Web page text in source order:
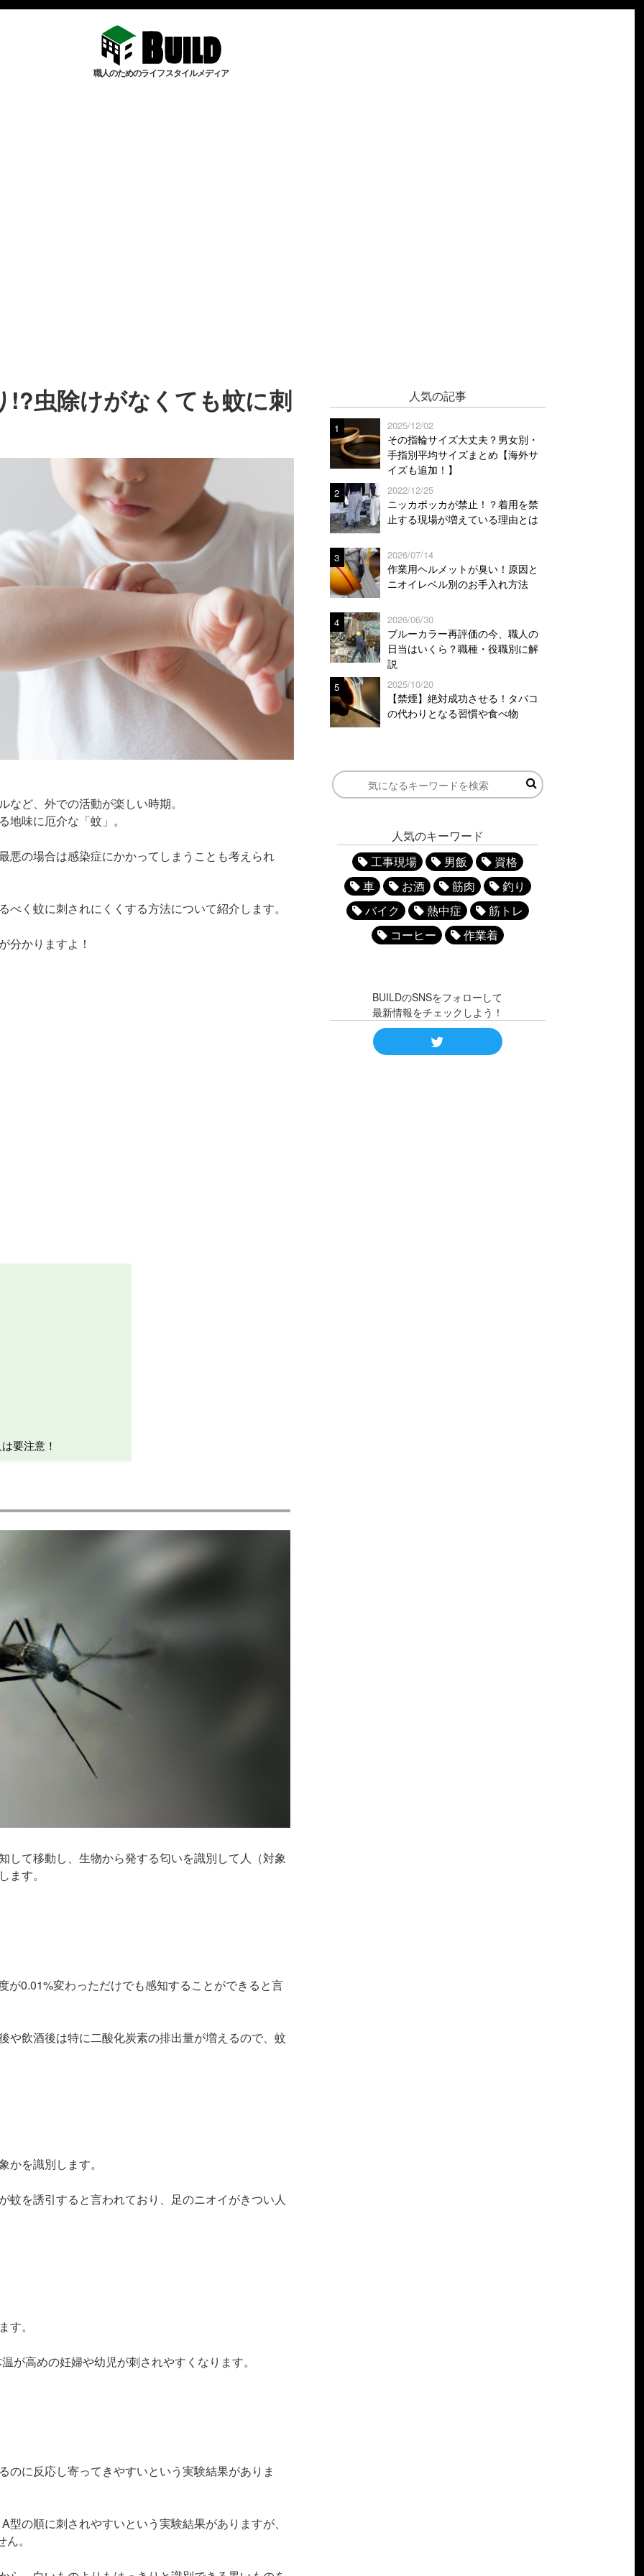
職人のためのライフスタイルメディア
!?虫除けがなくても蚊に刺
ど、外での活動が楽しい時期。
味に厄介な「蚊」。
悪の場合は感染症にかかってしまうことも考えられ
く蚊に刺されにくくする方法について紹介します。
分かりますよ！
要注意！
して移動し、生物から発する匂いを識別して人（対象
す。
が0.01%変わっただけでも感知することができると言
や飲酒後は特に二酸化炭素の排出量が増えるので、蚊
を識別します。
蚊を誘引すると言われており、足のニオイがきつい人
。
高めの妊婦や幼児が刺されやすくなります。
のに反応し寄ってきやすいという実験結果がありま
の順に刺されやすいという実験結果がありますが、
。
人気の記事
1 2025/12/02
その指輪サイズ大丈夫？男女別・
手指別平均サイズまとめ【海外サ
イズも追加！】
2 2022/12/25
ニッカポッカが禁止！？着用を禁
止する現場が増えている理由とは
3 2026/07/14
作業用ヘルメットが臭い！原因と
ニオイレベル別のお手入れ方法
4 2026/06/30
ブルーカラー再評価の今、職人の
日当はいくら？職種・役職別に解
説
5 2025/10/20
【禁煙】絶対成功させる！タバコ
の代わりとなる習慣や食べ物
人気のキーワード
工事現場
男飯
資格
車
お酒 筋肉
釣り
バイク
熱中症
筋トレ
コーヒー
作業着
BUILDのSNSをフォローして
最新情報をチェックしよう！